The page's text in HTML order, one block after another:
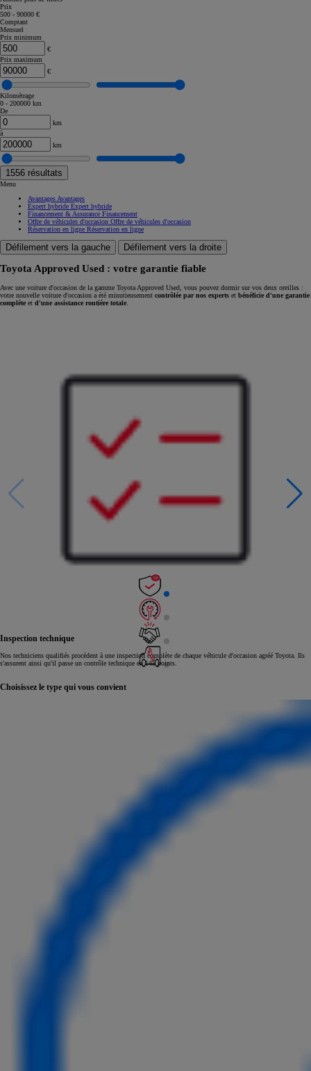
Prix
500 - 90000 €
Comptant
Mensuel
Prix minimum
€
Prix maximum
€
Kilométrage
0 - 200000 km
De
km
à
km
1556 résultats
Menu
Avantages Avantages
Expert hybride Expert hybride
Financement & Assurance Financement
Offre de véhicules d'occasion Offre de véhicules d'occasion
Réservation en ligne Réservation en ligne
Défilement vers la gauche Défilement vers la droite
Toyota Approved Used : votre garantie fiable
Avec une voiture d'occasion de la gamme Toyota Approved Used, vous pouvez dormir sur vos deux oreilles :
votre nouvelle voiture d'occasion a été minutieusement contrôlée par nos experts et bénéficie d'une garantie
complète et d'une assistance routière totale
Inspection technique
Nos techniciens qualifiés procèdent à une inspection complète de chaque véhicule d'occasion agréé Toyota. Ils
s'assurent ainsi qu'il passe un contrôle technique en 145 points.
Choisissez le type qui vous convient